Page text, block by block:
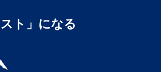
ト」になる